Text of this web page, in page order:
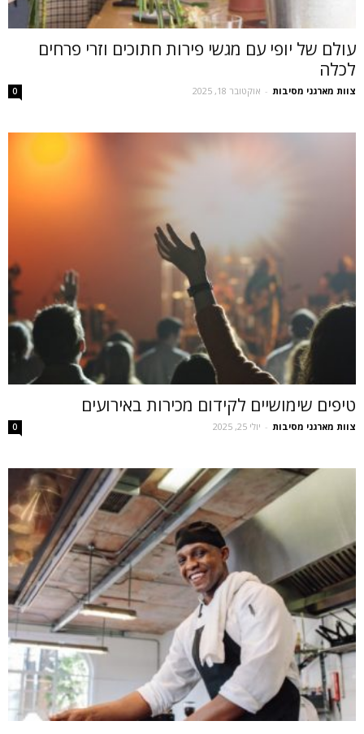
עולם של יופי עם מגשי פירות חתוכים וזרי פרחים
לכלה
צוות מארגני מסיבות - אוקטובר 18, 2025 0
טיפים שימושיים לקידום מכירות באירועים
צוות מארגני מסיבות - יולי 25, 2025 0